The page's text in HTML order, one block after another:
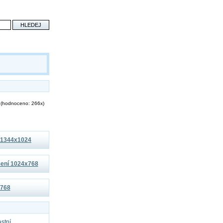
(hodnoceno: 266x)
1024x768